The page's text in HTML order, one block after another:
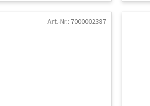
Art.-Nr.: 7000002387